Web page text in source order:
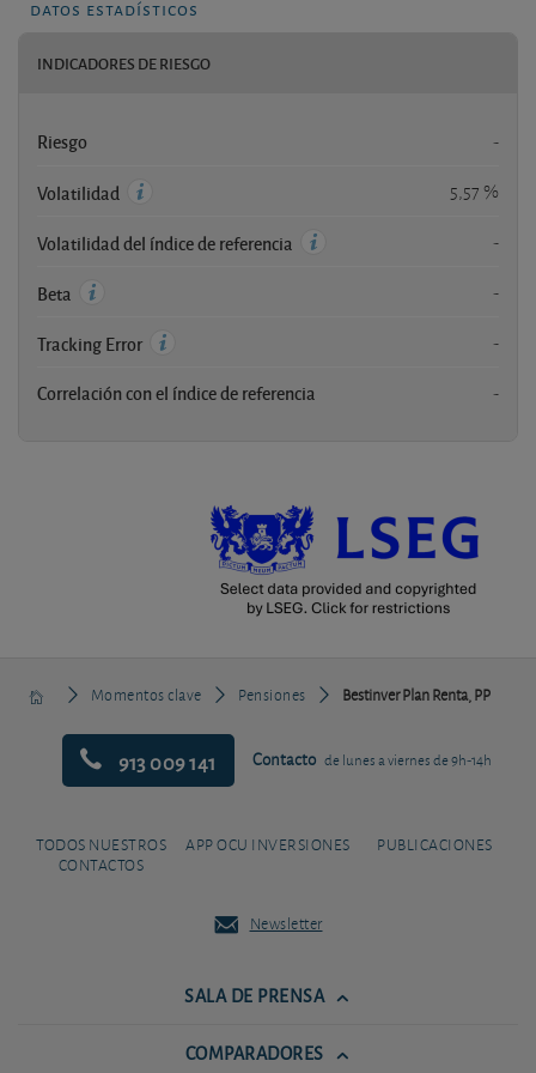
datos estadísticos
INDICADORES DE RIESGO
Riesgo -
Volatilidad 5,57 %
Volatilidad del índice de referencia -
Beta -
Tracking Error -
Correlación con el índice de referencia -
Momentos clave Pensiones Bestinver Plan Renta, PP
913 009 141 Contacto de lunes a viernes de 9h-14h
TODOS NUESTROS
CONTACTOS
APP OCU INVERSIONES PUBLICACIONES
Newsletter
SALA DE PRENSA
COMPARADORES